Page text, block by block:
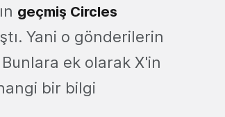
geçmiş Circles
Yani o gönderilerin
ek olarak X'in
bir bilgi